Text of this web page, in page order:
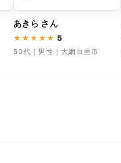
あきら さん
★ ★ ★ ★ ★ 5
50代｜男性｜大網白里市